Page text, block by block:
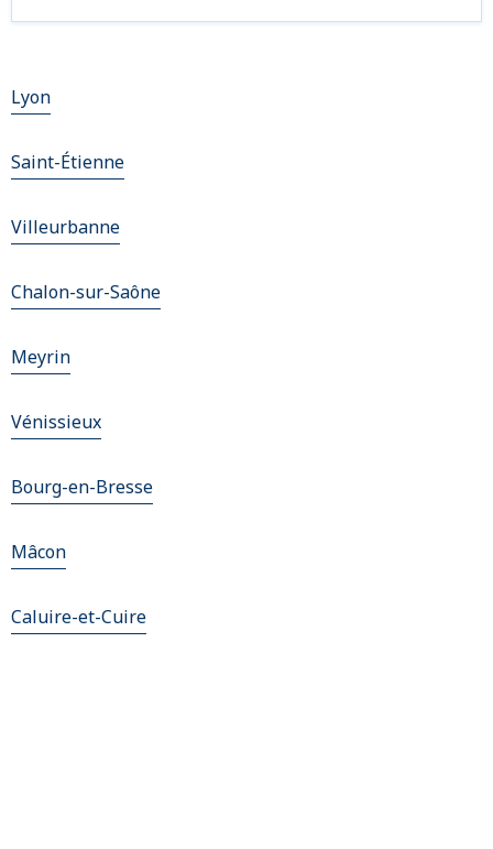
Lyon
Saint-Étienne
Villeurbanne
Chalon-sur-Saône
Meyrin
Vénissieux
Bourg-en-Bresse
Mâcon
Caluire-et-Cuire